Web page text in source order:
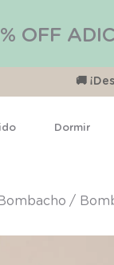
OFF
🚚
Dormir
bombacho